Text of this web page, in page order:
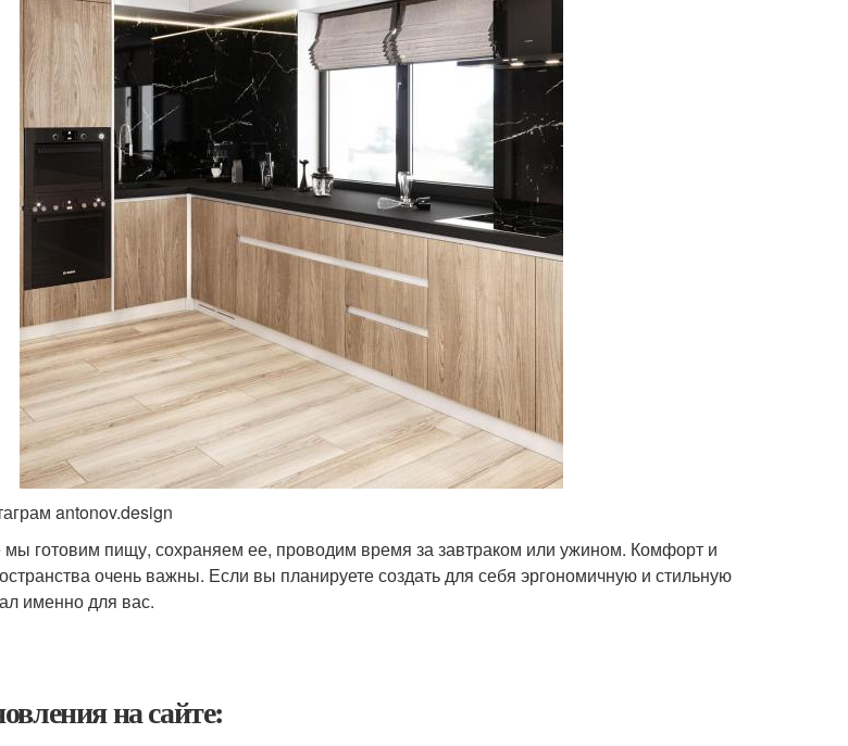
antonov.design
мы готовим пищу, сохраняем ее, проводим время за завтраком или ужином. Комфорт и
очень важны. Если вы планируете создать для себя эргономичную и стильную
именно для вас.
на сайте: